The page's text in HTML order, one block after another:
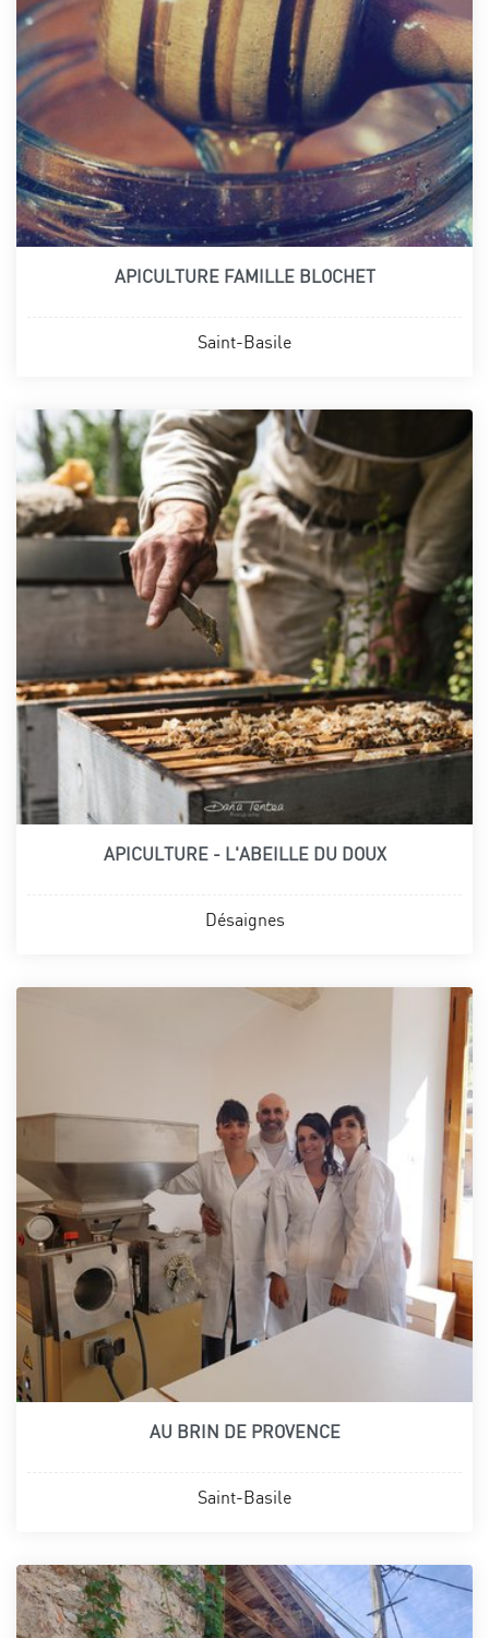
APICULTURE FAMILLE BLOCHET
Saint-Basile
APICULTURE - L'ABEILLE DU DOUX
Désaignes
AU BRIN DE PROVENCE
Saint-Basile